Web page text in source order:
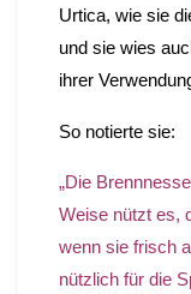
Urtica, wie sie
und sie wies
ihrer
So notierte sie:
„Die
Weise nützt es,
wenn sie frisch
nützlich für die